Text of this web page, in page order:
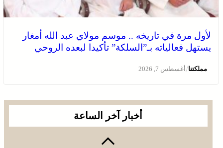
لأول مرة في تاريخه .. موسم مولاي عبد الله أمغار
يستهل فعالياته بـ”السلكة” تأكيدا لبعده الروحي
مملكتنا/أغسطس 7, 2026
أخبار آخر الساعة